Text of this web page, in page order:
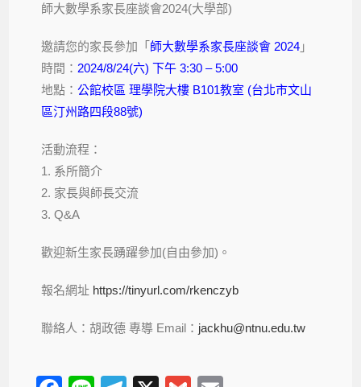
師大數學系家長座談會2024(大學部)
邀請您的家長參加「 師大數學系家長座談會 2024 」
時間： 2024/8/24(六) 下午 3:30 – 5:00
地點：公館校區 理學院大樓 B101教室 (台北市文山
區汀州路四段88號)
活動流程：
1. 系所簡介
2. 家長與師長交流
3. Q&A
歡迎新生家長踴躍參加(自由參加)。
報名網址 https://tinyurl.com/rkenczyb
聯絡人：胡政德 專導 Email： jackhu@ntnu.edu.tw